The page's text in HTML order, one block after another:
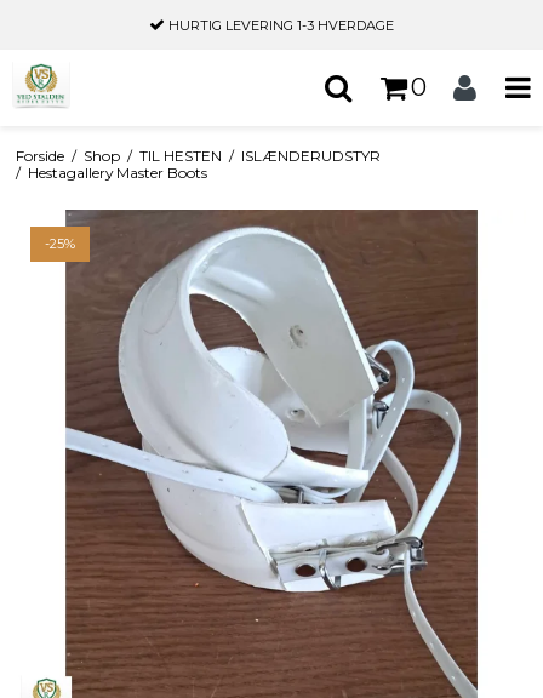
HURTIG LEVERING 1-3 HVERDAGE
0
Forside / Shop / TIL HESTEN / ISLÆNDERUDSTYR
/ Hestagallery Master Boots
-25%